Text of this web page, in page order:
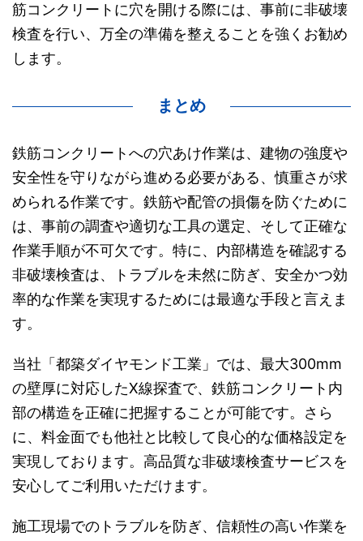
筋コンクリートに穴を開ける際には、事前に非破壊
検査を行い、万全の準備を整えることを強くお勧め
します。
まとめ
鉄筋コンクリートへの穴あけ作業は、建物の強度や
安全性を守りながら進める必要がある、慎重さが求
められる作業です。鉄筋や配管の損傷を防ぐために
は、事前の調査や適切な工具の選定、そして正確な
作業手順が不可欠です。特に、内部構造を確認する
非破壊検査は、トラブルを未然に防ぎ、安全かつ効
率的な作業を実現するためには最適な手段と言えま
す。
当社「都築ダイヤモンド工業」では、最大300mm
の壁厚に対応したX線探査で、鉄筋コンクリート内
部の構造を正確に把握することが可能です。さら
に、料金面でも他社と比較して良心的な価格設定を
実現しております。高品質な非破壊検査サービスを
安心してご利用いただけます。
施工現場でのトラブルを防ぎ、信頼性の高い作業を